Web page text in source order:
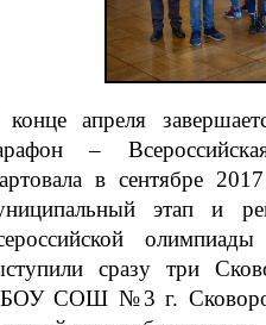
апреля
–
в сентябре
этап и
сразу три
СОШ №3 г.